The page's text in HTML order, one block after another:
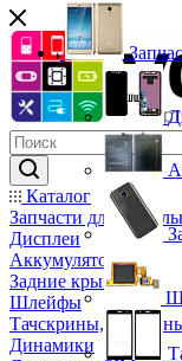
Каталог
Запчасти для
Дисплеи
Аккумуляторы
Задние крышки
Шлейфы
Тачскрины,
Динамики